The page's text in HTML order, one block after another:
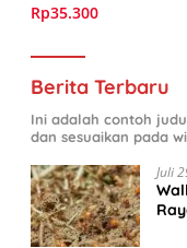
Rp35.300
Berita Terbaru
Ini adalah contoh
dan sesuaikan pada
Juli